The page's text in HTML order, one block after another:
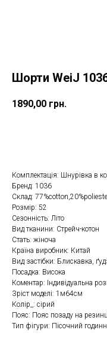
Шорти WeiJ
1890,00 грн.
Комплектація: Шнурівка в
Бренд: 1036
Склад:
Розмір: 52
Сезонність: Літо
Вид тканини: Стрейч-котон
Стать: жіноча
Країна виробник: Китай
Вид застібки: Блискавка,
Посадка: Висока
Коментар: Індивідуальна
Зріст моделі: 1м64см
Колір_: сірий
Пояс: Пояс позаду на
Тип фігури: Пісочний